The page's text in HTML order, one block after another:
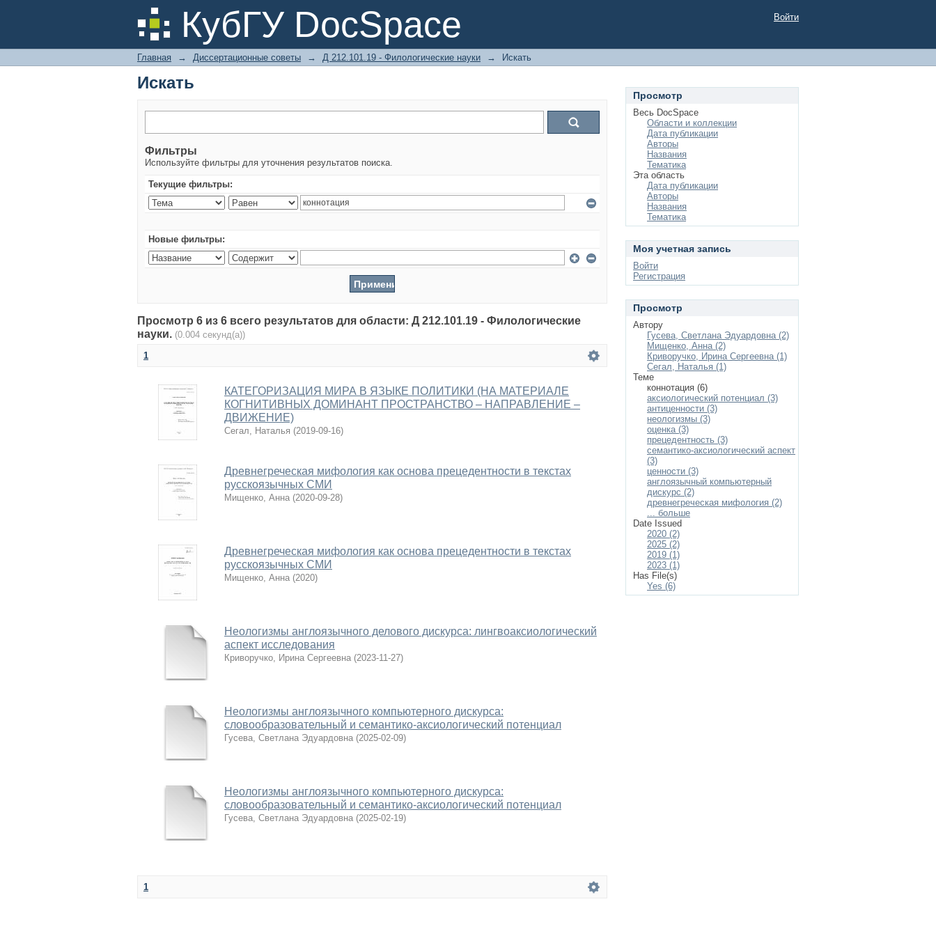
КубГУ DocSpace
Искать Войти
Главная → Диссертационные советы → Д 212.101.19 - Филологические науки → Искать
Искать
Фильтры
Используйте фильтры для уточнения результатов поиска.
Текущие фильтры:
Новые фильтры:
Просмотр 6 из 6 всего результатов для области: Д 212.101.19 - Филологические
науки. (0.004 секунд(а))
1
КАТЕГОРИЗАЦИЯ МИРА В ЯЗЫКЕ ПОЛИТИКИ (НА МАТЕРИАЛЕ
КОГНИТИВНЫХ ДОМИНАНТ ПРОСТРАНСТВО – НАПРАВЛЕНИЕ –
ДВИЖЕНИЕ)
Сегал, Наталья (2019-09-16)
Древнегреческая мифология как основа прецедентности в текстах
русскоязычных СМИ
Мищенко, Анна (2020-09-28)
Древнегреческая мифология как основа прецедентности в текстах
русскоязычных СМИ
Мищенко, Анна (2020)
Неологизмы англоязычного делового дискурса: лингвоаксиологический
аспект исследования
Криворучко, Ирина Сергеевна (2023-11-27)
Неологизмы англоязычного компьютерного дискурса:
словообразовательный и семантико-аксиологический потенциал
Гусева, Светлана Эдуардовна (2025-02-09)
Неологизмы англоязычного компьютерного дискурса:
словообразовательный и семантико-аксиологический потенциал
Гусева, Светлана Эдуардовна (2025-02-19)
1
Просмотр
Весь DocSpace
Области и коллекции
Дата публикации
Авторы
Названия
Тематика
Эта область
Дата публикации
Авторы
Названия
Тематика
Моя учетная запись
Войти
Регистрация
Просмотр
Автору
Гусева, Светлана Эдуардовна (2)
Мищенко, Анна (2)
Криворучко, Ирина Сергеевна (1)
Сегал, Наталья (1)
Теме
коннотация (6)
аксиологический потенциал (3)
антиценности (3)
неологизмы (3)
оценка (3)
прецедентность (3)
семантико-аксиологический аспект
(3)
ценности (3)
англоязычный компьютерный
дискурс (2)
древнегреческая мифология (2)
... больше
Date Issued
2020 (2)
2025 (2)
2019 (1)
2023 (1)
Has File(s)
Yes (6)